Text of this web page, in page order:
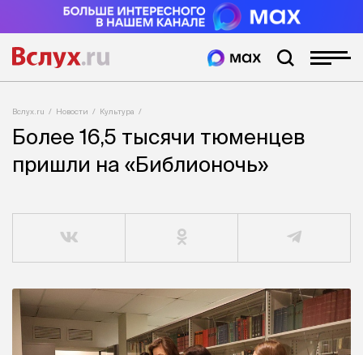
Вслух.ru Новости Культура
Более 16,5 тысячи тюменцев
пришли на «Библионочь»